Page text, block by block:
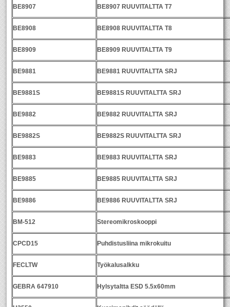
BE8907 BE8907 RUUVITALTTA T7
BE8908 BE8908 RUUVITALTTA T8
BE8909 BE8909 RUUVITALTTA T9
BE9881 BE9881 RUUVITALTTA SRJ
BE9881S BE9881S RUUVITALTTA SRJ
BE9882 BE9882 RUUVITALTTA SRJ
BE9882S BE9882S RUUVITALTTA SRJ
BE9883 BE9883 RUUVITALTTA SRJ
BE9885 BE9885 RUUVITALTTA SRJ
BE9886 BE9886 RUUVITALTTA SRJ
BM-512 Stereomikroskooppi
CPCD15 Puhdistusliina mikrokuitu
FECLTW Työkalusalkku
GEBRA 647910 Hylsytaltta ESD 5.5x60mm